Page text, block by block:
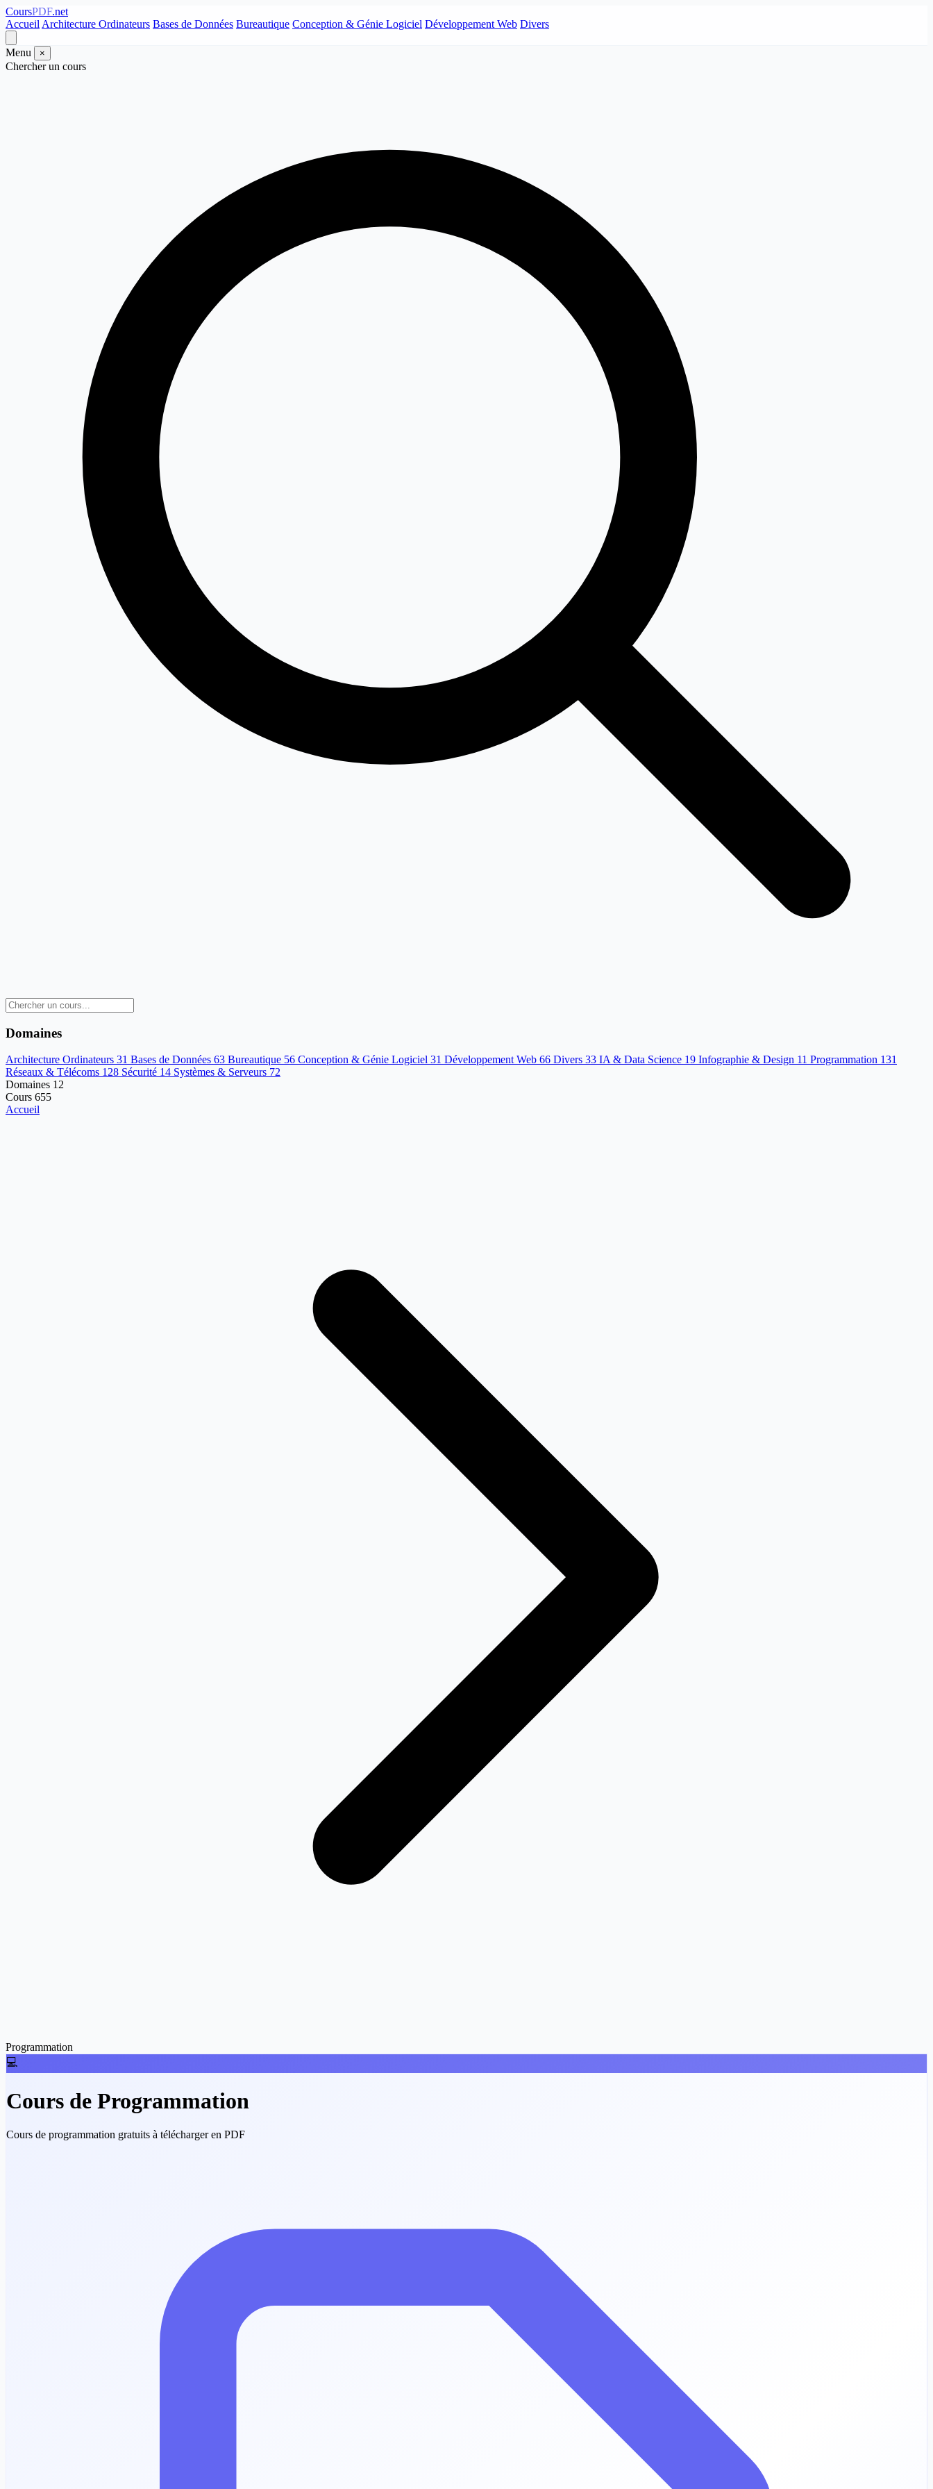
CoursPDF.net
Accueil Architecture Ordinateurs Bases de Données Bureautique Conception & Génie Logiciel Développement Web Divers
Menu ×
Chercher un cours
Domaines
Architecture Ordinateurs 31 Bases de Données 63 Bureautique 56 Conception & Génie Logiciel 31 Développement Web 66 Divers 33 IA & Data Science 19 Infographie & Design 11 Programmation 131
Réseaux & Télécoms 128 Sécurité 14 Systèmes & Serveurs 72
Domaines 12
Cours 655
Accueil
Programmation
💻
Cours de Programmation
Cours de programmation gratuits à télécharger en PDF